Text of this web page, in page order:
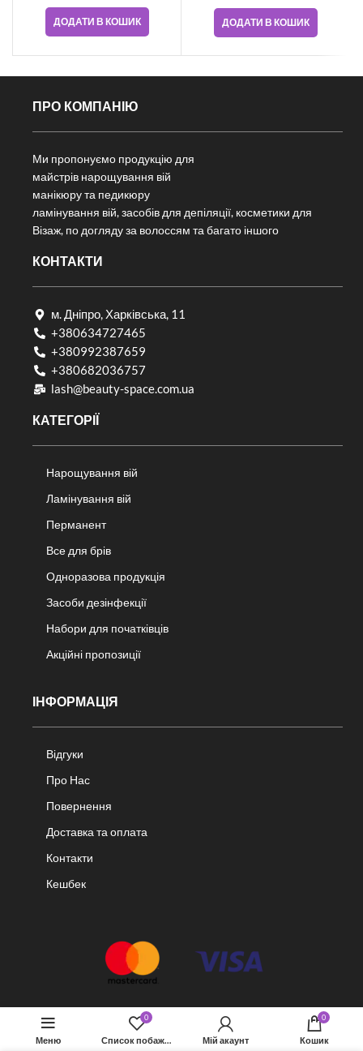
ДОДАТИ В КОШИК ДОДАТИ В КОШИК
ПРО КОМПАНІЮ
Ми пропонуємо продукцію для
майстрів нарощування вій
манікюру та педикюру
ламінування вій, засобів для депіляції, косметики для
Візаж, по догляду за волоссям та багато іншого
КОНТАКТИ
м. Дніпро, Харківська, 11
+380634727465
+380992387659
+380682036757​
lash@beauty-space.com.ua
КАТЕГОРІЇ
Нарощування вій
Ламінування вій
Перманент
Все для брів
Одноразова продукція
Засоби дезінфекції
Набори для початківців
Акційні пропозиції
ІНФОРМАЦІЯ
Відгуки
Про Нас
Повернення
Доставка та оплата
Контакти
Кешбек
Меню
0
Список побажань Мій акаунт
0
Кошик